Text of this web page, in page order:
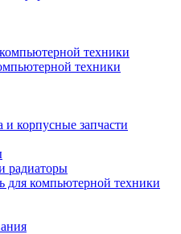
техники
техники
корпусные запчасти
радиаторы
для компьютерной техники